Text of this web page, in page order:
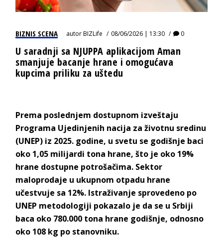
BIZNIS SCENA autorBIZLife 08/06/2026 | 13:30 0
U saradnji sa NJUPPA aplikacijom Aman
smanjuje bacanje hrane i omogućava
kupcima priliku za uštedu
Prema poslednjem dostupnom izveštaju
Programa Ujedinjenih nacija za životnu sredinu
(UNEP) iz 2025. godine, u svetu se godišnje baci
oko 1,05 milijardi tona hrane, što je oko 19%
hrane dostupne potrošačima. Sektor
maloprodaje u ukupnom otpadu hrane
učestvuje sa 12%. Istraživanje sprovedeno po
UNEP metodologiji pokazalo je da se u Srbiji
baca oko 780.000 tona hrane godišnje, odnosno
oko 108 kg po stanovniku.